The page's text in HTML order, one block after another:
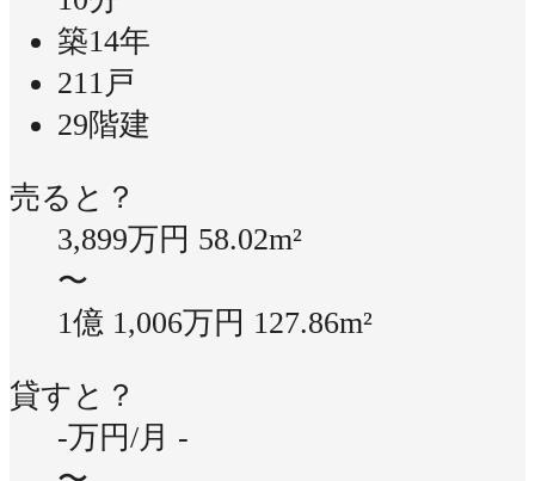
築14年
211戸
29階建
売ると？
3,899万円 58.02m²
〜
1億 1,006万円 127.86m²
貸すと？
-万円/月 -